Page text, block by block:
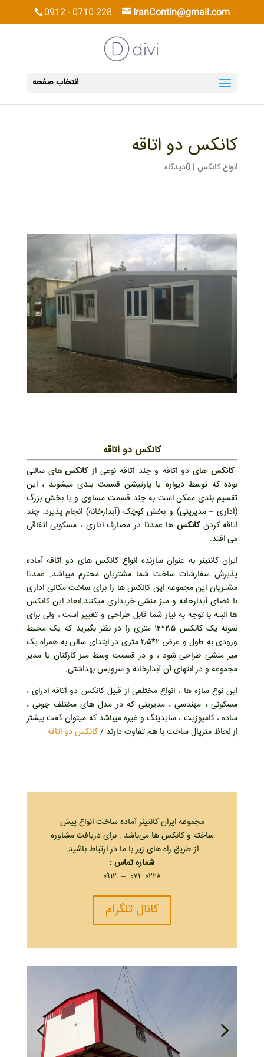
0912 - 0710 228 IranContin@gmail.com
انتخاب صفحه
کانکس دو اتاقه
انواع کانکس| 0دیدگاه
کانکس دو اتاقه
کانکس های دو اتاقه و چند اتاقه نوعی ازکانکسهای سالنی
بوده که توسط دیواره یا پارتیشن قسمت بندی میشوند ، این
تقسیم بندی ممکن است به چند قسمت مساوی و یا بخش بزرگ
(اداری – مدیریتی) و بخش کوچک (آبدارخانه) انجام پذیرد. چند
اتاقه کردنکانکس ها عمدتا در مصارف اداری ، مسکونی اتفاقی
می افتد.
ایران کانتینر به عنوان سازنده انواع کانکس های دو اتاقه آماده
پذیرش سفارشات ساخت شما مشتریان محترم میباشد. عمدتا
مشتریان این مجموعه این کانکس ها را برای ساخت مکانی اداری
با فضای آبدارخانه و میز منشی خریداری میکنند.ابعاد این کانکس
ها البته با توجه به نیاز شما قابل طراحی و تغییر است ، ولی برای
نمونه یک کانکس ۲٫۵*۱۲ متری را در نظر بگیرید که یک محیط
ورودی به طول و عرض ۲*۲٫۵ متری در ابتدای سالن به همراه یک
میز منشی طراحی شود ، و در قسمت وسط میز کارکنان یا مدیر
مجموعه و در انتهای آن آبدارخانه و سرویس بهداشتی.
این نوع سازه ها ، انواع مختلفی از قبیل کانکس دو اتاقه ادرای ،
مسکونی ، مهندسی ، مدیریتی که در مدل های مختلف چوبی ،
ساده ، کامپوزیت ، سایدینگ و غیره میباشد که میتوان گفت بیشتر
از لحاظ متریال ساخت با هم تفاوت دارند /کانکس دو اتاقه
مجموعه ایران کانتینر آماده ساخت انواع پیش
ساخته و کانکس ها می‌باشد . برای دریافت مشاوره
از طریق راه های زیر با ما در ارتباط باشید.
شماره تماس :
۰۲۲۸ ۰۷۱ – ۰۹۱۲
کانال تلگرام